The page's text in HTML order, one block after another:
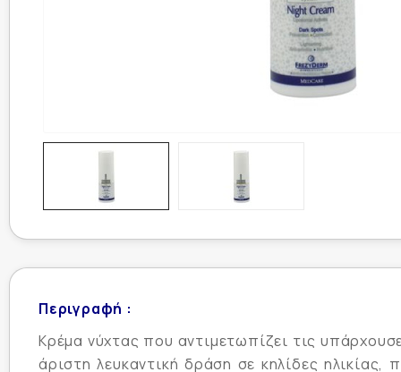
Περιγραφή :
Κρέμα νύχτας που αντιμετωπίζει τις
άριστη λευκαντική δράση σε κηλίδες